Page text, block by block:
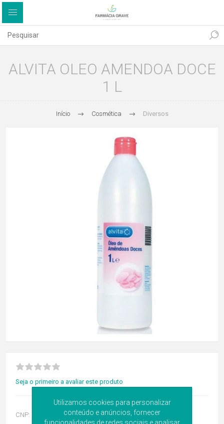
ALVITA OLEO AMENDOA DOCE
1 L
Início Cosmética Diversos
Seja o primeiro a avaliar este produto
CNP:
Utilizamos cookies para personalizar
conteúdo e anúncios, fornecer
funcionalidades de redes sociais e analisar